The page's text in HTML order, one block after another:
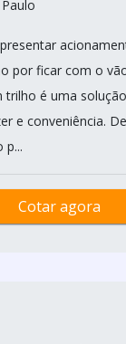
por ficar com o
é uma
e conveniência.
p...
Cotar agora